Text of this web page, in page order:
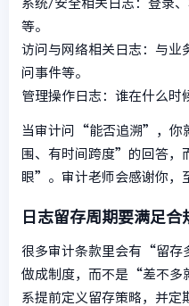
系统/安全相关日志：登录
等。
访问与网络相关日志：与业
问事件等。
管理操作日志：谁在什么时
当审计问“能否追溯”，你
围、有时间跨度”的回答，
眼”。审计老师会感谢你，
日志留存周期要满足合
很多审计条款里会有“留存
做成制度，而不是“差不多
系提前定义留存策略，并定